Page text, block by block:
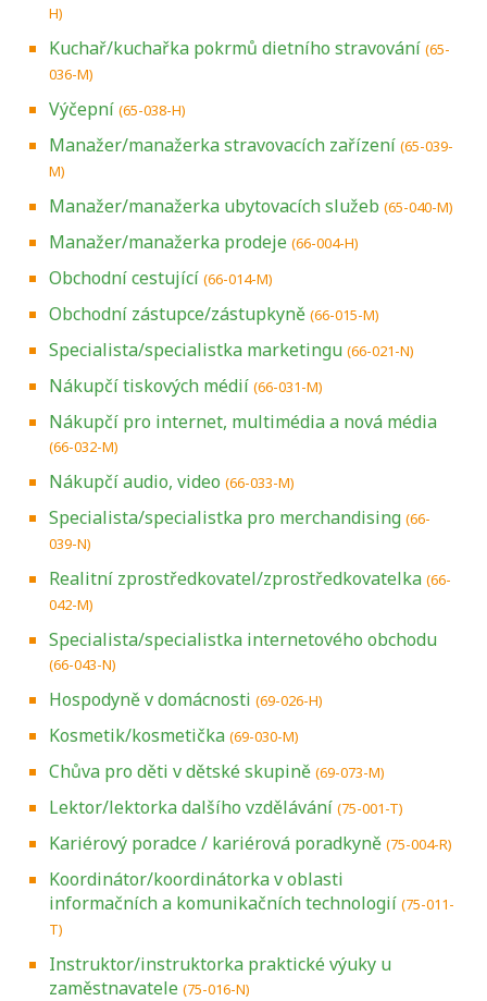
H)
Kuchař/kuchařka pokrmů dietního stravování (65-
036-M)
Výčepní (65-038-H)
Manažer/manažerka stravovacích zařízení (65-039-
M)
Manažer/manažerka ubytovacích služeb (65-040-M)
Manažer/manažerka prodeje (66-004-H)
Obchodní cestující (66-014-M)
Obchodní zástupce/zástupkyně (66-015-M)
Specialista/specialistka marketingu (66-021-N)
Nákupčí tiskových médií (66-031-M)
Nákupčí pro internet, multimédia a nová média
(66-032-M)
Nákupčí audio, video (66-033-M)
Specialista/specialistka pro merchandising (66-
039-N)
Realitní zprostředkovatel/zprostředkovatelka (66-
042-M)
Specialista/specialistka internetového obchodu
(66-043-N)
Hospodyně v domácnosti (69-026-H)
Kosmetik/kosmetička (69-030-M)
Chůva pro děti v dětské skupině (69-073-M)
Lektor/lektorka dalšího vzdělávání (75-001-T)
Kariérový poradce / kariérová poradkyně (75-004-R)
Koordinátor/koordinátorka v oblasti
informačních a komunikačních technologií (75-011-
T)
Instruktor/instruktorka praktické výuky u
zaměstnavatele (75-016-N)